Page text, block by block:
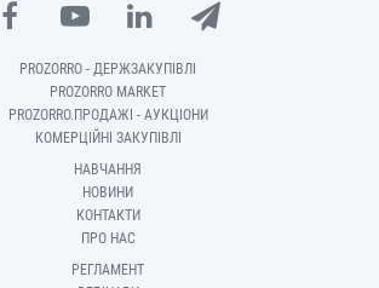
PROZORRO - ДЕРЖЗАКУПІВЛІ
PROZORRO MARKET
PROZORRO.ПРОДАЖІ - АУКЦІОНИ
КОМЕРЦІЙНІ ЗАКУПІВЛІ
НАВЧАННЯ
НОВИНИ
КОНТАКТИ
ПРО НАС
РЕГЛАМЕНТ